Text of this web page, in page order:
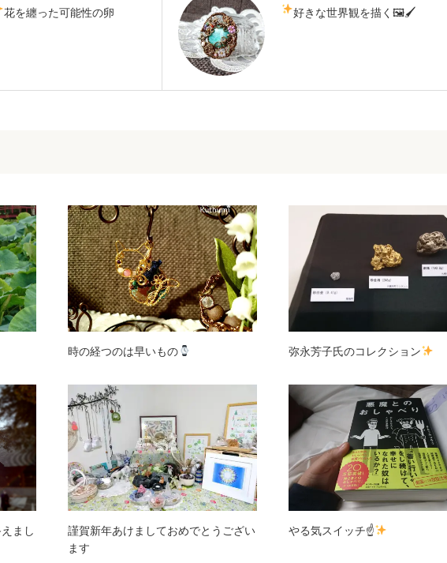
花を纏った可能性の卵 好きな世界観を描く🖼🖌
時の経つのは早いもの 弥永芳子氏のコレクション
まし
謹賀新年あけましておめでとうござい
ます
やる気スイッチ☝